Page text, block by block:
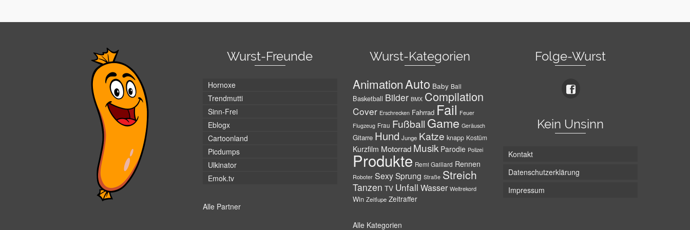
Wurst-Freunde
Hornoxe
Trendmutti
Sinn-Frei
Eblogx
Cartoonland
Picdumps
Ulkinator
Emok.tv
Alle Partner
Wurst-Kategorien
AnimationAuto Baby Ball
Basketball Bilder BMX Compilation
Cover Erschrecken Fahrrad Fail Feuer
Flugzeug Frau Fußball Game Geräusch
Gitarre Hund Junge Katze knapp Kostüm
Kurzfilm Motorrad Musik Parodie Polizei
Produkte Remi Gaillard Rennen
Roboter SexySprung Straße Streich
Tanzen TV Unfall Wasser Weltrekord
Win Zeitlupe Zeitraffer
Alle Kategorien
Folge-Wurst
Kein Unsinn
Kontakt
Datenschutzerklärung
Impressum